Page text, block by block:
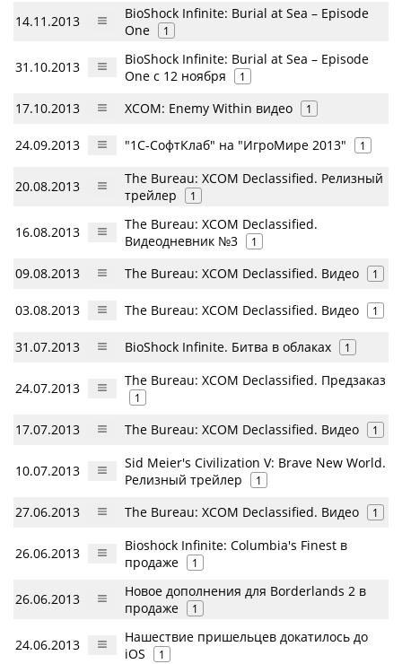
14.11.2013
BioShock Infinite: Burial at Sea – Episode
One
1
31.10.2013
BioShock Infinite: Burial at Sea – Episode
One с 12 ноября
1
17.10.2013 XCOM: Enemy Within видео 1
24.09.2013 "1С-СофтКлаб" на "ИгроМире 2013" 1
20.08.2013
The Bureau: XCOM Declassified. Релизный
трейлер
1
16.08.2013
The Bureau: XCOM Declassified.
Видеодневник №3
1
09.08.2013 The Bureau: XCOM Declassified. Видео 1
03.08.2013 The Bureau: XCOM Declassified. Видео 1
31.07.2013 BioShock Infinite. Битва в облаках 1
24.07.2013 The Bureau: XCOM Declassified. Предзаказ
1
17.07.2013 The Bureau: XCOM Declassified. Видео 1
10.07.2013
Sid Meier's Civilization V: Brave New World.
Релизный трейлер
1
27.06.2013 The Bureau: XCOM Declassified. Видео 1
26.06.2013
Bioshock Infinite: Columbia's Finest в
продаже
1
26.06.2013
Новое дополнения для Borderlands 2 в
продаже
1
24.06.2013
Нашествие пришельцев докатилось до
iOS
1